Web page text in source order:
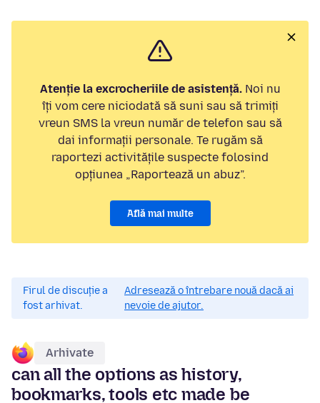
Atenție la excrocheriile de asistență.Noi nu
îți vom cere niciodată să suni sau să trimiți
vreun SMS la vreun număr de telefon sau să
dai informații personale. Te rugăm să
raportezi activitățile suspecte folosind
opțiunea „Raportează un abuz”.
Află mai multe
Firul de discuție a
fost arhivat.
Adresează o întrebare nouă dacă ai
nevoie de ajutor.
Arhivate
can all the options as history,
bookmarks, tools etc made be